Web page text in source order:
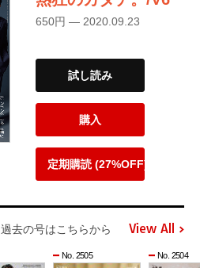
650円 — 2020.09.23
試し読み
購入
定期購読 (27%OFF)
過去の号はこちらから View All
No. 2505 No. 2504